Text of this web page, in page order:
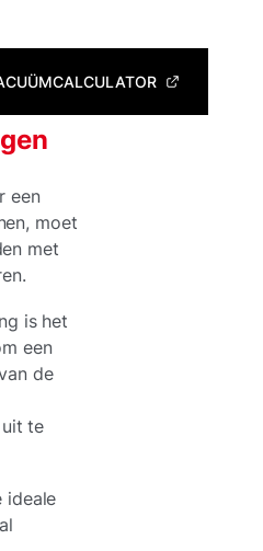
een
moet
met
is het
een
de
te
ideale